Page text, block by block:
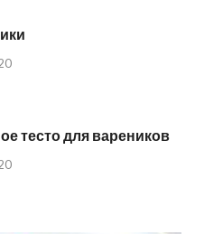
тесто для вареников